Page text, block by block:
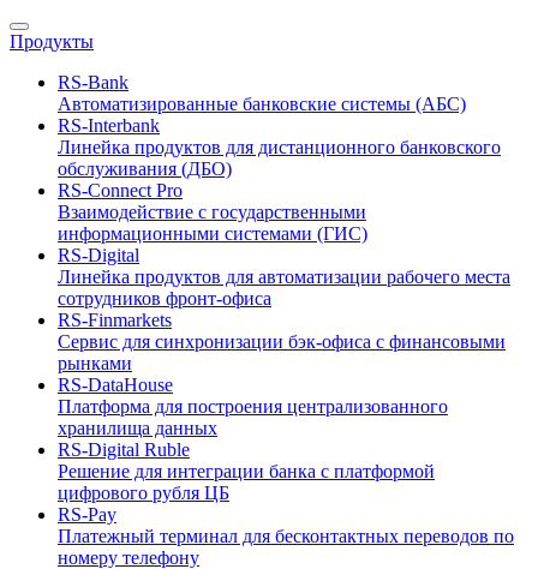
Продукты
RS-Bank
Автоматизированные банковские системы (АБС)
RS-Interbank
Линейка продуктов для дистанционного банковского
обслуживания (ДБО)
RS-Connect Pro
Взаимодействие с государственными
информационными системами (ГИС)
RS-Digital
Линейка продуктов для автоматизации рабочего места
сотрудников фронт-офиса
RS-Finmarkets
Сервис для синхронизации бэк-офиса с финансовыми
рынками
RS-DataHouse
Платформа для построения централизованного
хранилища данных
RS-Digital Ruble
Решение для интеграции банка с платформой
цифрового рубля ЦБ
RS-Pay
Платежный терминал для бесконтактных переводов по
номеру телефону